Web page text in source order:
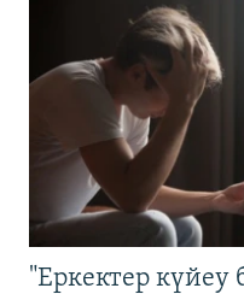
"Еркектер